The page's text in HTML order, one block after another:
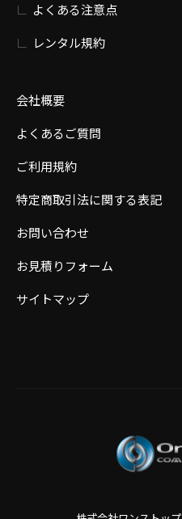
よくある注意点
レンタル規約
会社概要
よくあるご質問
ご利用規約
特定商取引法に関する表記
お問い合わせ
お見積りフォーム
サイトマップ